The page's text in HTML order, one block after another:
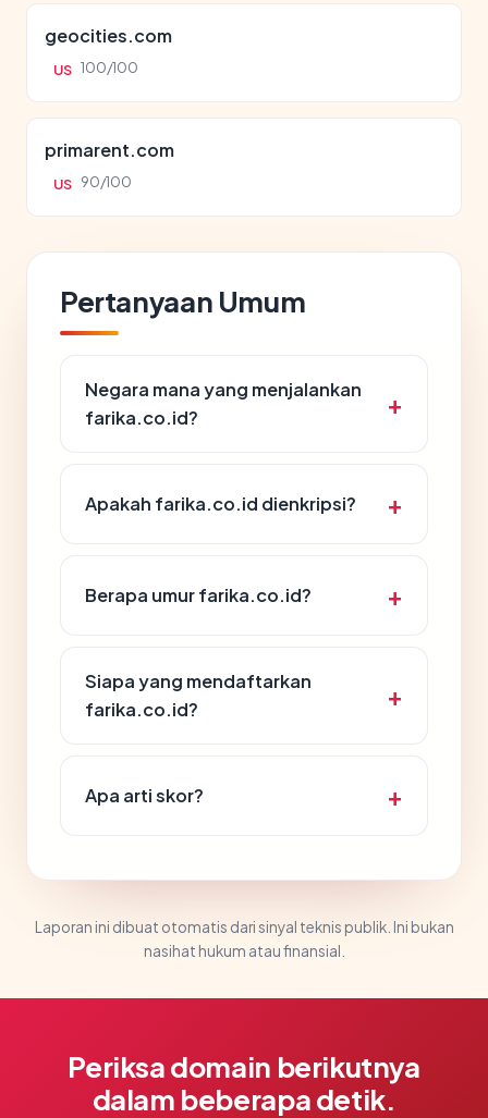
geocities.com
US 100/100
primarent.com
US 90/100
Pertanyaan Umum
Negara mana yang menjalankan
farika.co.id?
Apakah farika.co.id dienkripsi?
Berapa umur farika.co.id?
Siapa yang mendaftarkan
farika.co.id?
Apa arti skor?
Laporan ini dibuat otomatis dari sinyal teknis publik. Ini bukan
nasihat hukum atau finansial.
Periksa domain berikutnya
dalam beberapa detik.